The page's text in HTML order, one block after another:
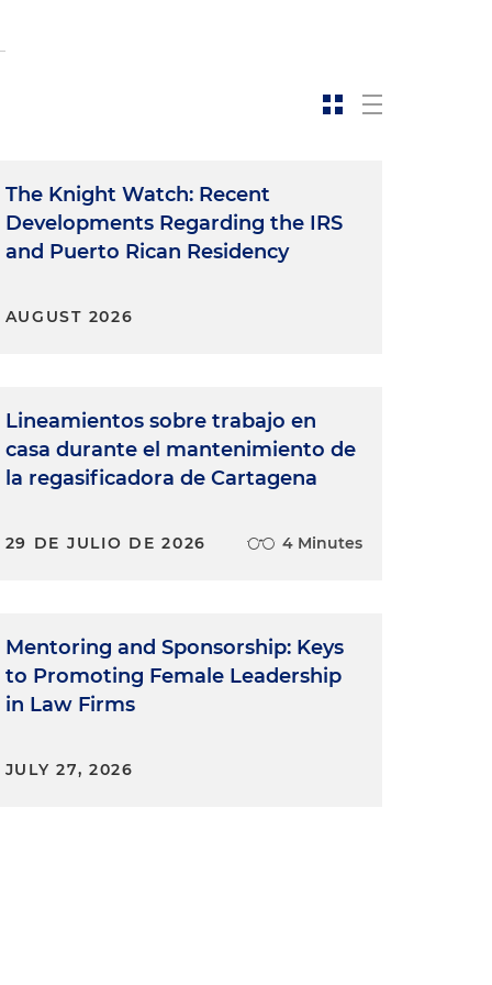
The Knight Watch: Recent
Developments Regarding the IRS
and Puerto Rican Residency
AUGUST 2026
Lineamientos sobre trabajo en
casa durante el mantenimiento de
la regasificadora de Cartagena
29 DE JULIO DE 2026 4 Minutes
Mentoring and Sponsorship: Keys
to Promoting Female Leadership
in Law Firms
JULY 27, 2026